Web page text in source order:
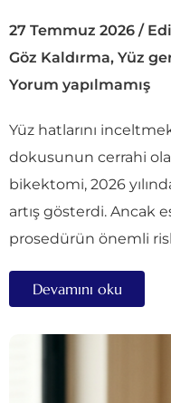
27 Temmuz 2026 /
Göz Kaldırma, Yüz
Yorum yapılmamış
Yüz hatlarını
dokusunun cerrahi
bikektomi, 2026
artış gösterdi. Ancak
prosedürün önemli
Devamını oku